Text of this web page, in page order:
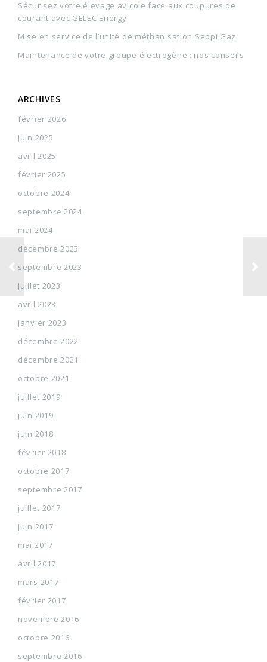
Sécurisez votre élevage avicole face aux coupures de
courant avec GELEC Energy
Mise en service de l’unité de méthanisation Seppi Gaz
Maintenance de votre groupe électrogène : nos conseils
ARCHIVES
février 2026
juin 2025
avril 2025
février 2025
octobre 2024
septembre 2024
mai 2024
décembre 2023
septembre 2023
juillet 2023
avril 2023
janvier 2023
décembre 2022
décembre 2021
octobre 2021
juillet 2019
juin 2019
juin 2018
février 2018
octobre 2017
septembre 2017
juillet 2017
juin 2017
mai 2017
avril 2017
mars 2017
février 2017
novembre 2016
octobre 2016
septembre 2016